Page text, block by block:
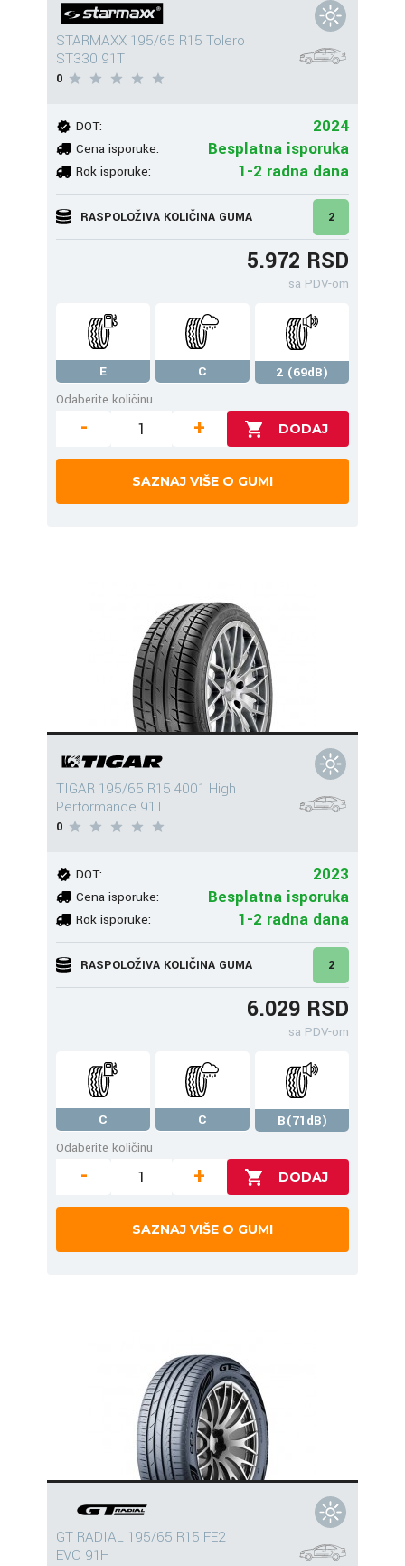
STARMAXX 195/65 R15 Tolero
ST330 91T
0
DOT: 2024
Cena isporuke: Besplatna isporuka
Rok isporuke: 1-2 radna dana
RASPOLOŽIVA KOLIČINA GUMA 2
5.972 RSD
sa PDV-om
E C
2 (69dB)
Odaberite količinu
- +
SAZNAJ VIŠE O GUMI
TIGAR 195/65 R15 4001 High
Performance 91T
0
DOT: 2023
Cena isporuke: Besplatna isporuka
Rok isporuke: 1-2 radna dana
RASPOLOŽIVA KOLIČINA GUMA 2
6.029 RSD
sa PDV-om
C C
B(71dB)
Odaberite količinu
- +
SAZNAJ VIŠE O GUMI
GT RADIAL 195/65 R15 FE2
EVO 91H